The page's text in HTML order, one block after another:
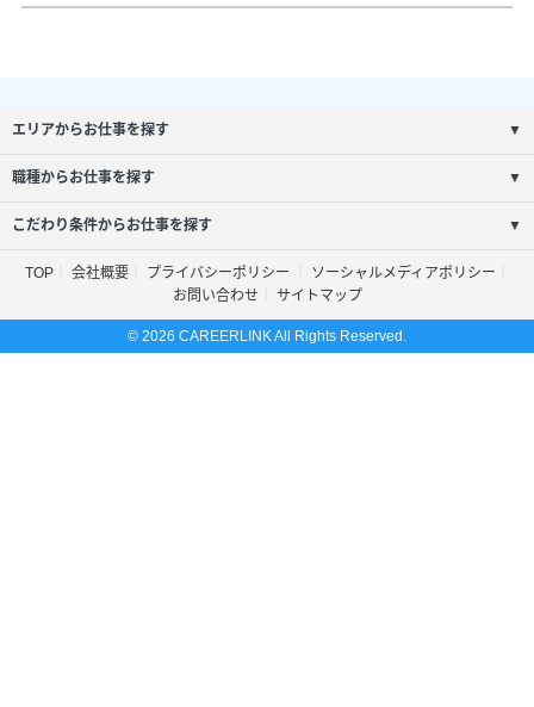
エリアからお仕事を探す ▼
職種からお仕事を探す ▼
こだわり条件からお仕事を探す ▼
TOP 会社概要 プライバシーポリシー
ソーシャルメディアポリシー
お問い合わせ
サイトマップ
© 2026 CAREERLINK All Rights Reserved.